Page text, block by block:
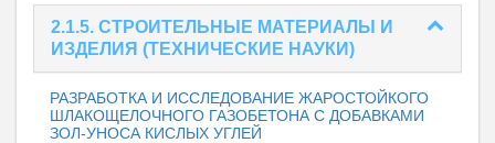
2.1.5. СТРОИТЕЛЬНЫЕ МАТЕРИАЛЫ И
ИЗДЕЛИЯ (ТЕХНИЧЕСКИЕ НАУКИ)
РАЗРАБОТКА И ИССЛЕДОВАНИЕ ЖАРОСТОЙКОГО
ШЛАКОЩЕЛОЧНОГО ГАЗОБЕТОНА С ДОБАВКАМИ
ЗОЛ-УНОСА КИСЛЫХ УГЛЕЙ